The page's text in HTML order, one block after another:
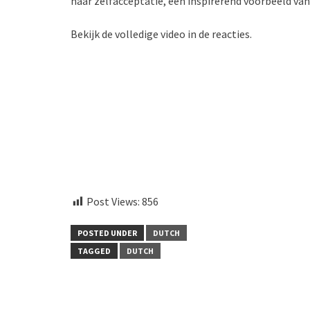
Bekijk de volledige video in de reacties.
Post Views: 856
POSTED UNDER
DUTCH
TAGGED
DUTCH